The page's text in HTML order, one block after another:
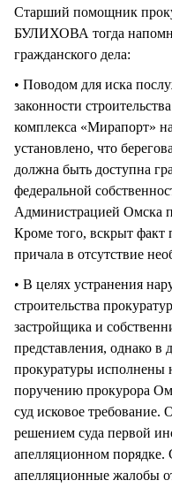
Старший помощник
БУЛИХОВА тогда
гражданского дела:
• Поводом для иска
законности
комплекса «Мирапорт»
установлено, что
должна быть доступна
федеральной
Администрацией Омска
Кроме того, вскрыт факт
причала в отсутствие
• В целях устранения
строительства
застройщика и
представления, однако в
прокуратуры исполнены
поручению прокурора
суд исковое требование.
решением суда первой
апелляционном порядке.
апелляционные жалобы